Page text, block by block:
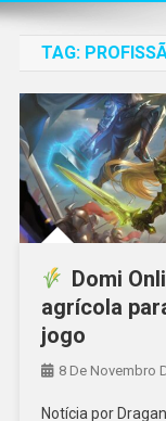
TAG:
Domi
agrícola
jogo
8 De Novembro
Notícia por